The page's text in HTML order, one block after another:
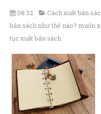
08:32
Cách xuất bản
bản sách như thế nào? muốn
tục xuất bản sách